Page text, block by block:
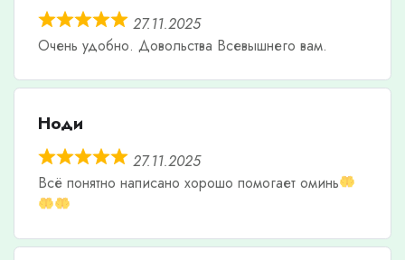
27.11.2025
Очень удобно. Довольства Всевышнего вам.
Ноди
27.11.2025
Всë понятно написано хорошо помогает оминь